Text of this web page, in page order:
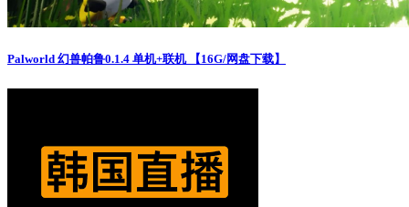
Palworld 幻兽帕鲁0.1.4 单机+联机 【16G/网盘下载】